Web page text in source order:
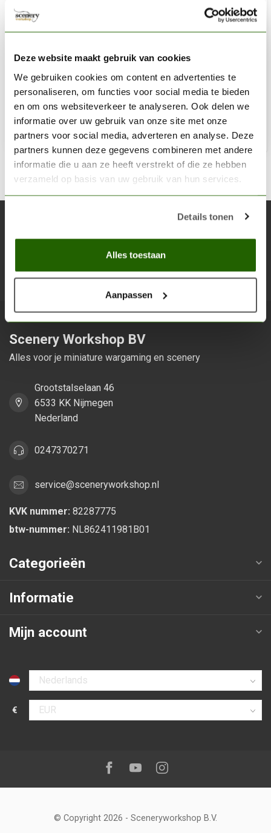
Deze website maakt gebruik van cookies
We gebruiken cookies om content en advertenties te
personaliseren, om functies voor social media te bieden
en om ons websiteverkeer te analyseren. Ook delen we
informatie over uw gebruik van onze site met onze
partners voor social media, adverteren en analyse. Deze
partners kunnen deze gegevens combineren met andere
informatie die u aan ze heeft verstrekt of die ze hebben
verzameld op basis van uw gebruik van hun services.
Details tonen
Alles toestaan
Aanpassen
Maple Summer Leaves 1:35 - 7g - AK8165
€9,95
Niet op voorraad
Blijf op de hoogte over onze laatste acties
Scenery Workshop BV
Alles voor je miniature wargaming en scenery
Grootstalselaan 46
6533 KK Nijmegen
Nederland
0247370271
service@sceneryworkshop.nl
KVK nummer: 82287775
btw-nummer: NL862411981B01
Categorieën
Informatie
Mijn account
Selecteer taal
€
Selecteer valuta
Volg ons op:Facebook
YoutubeInstagram
© Copyright 2026 - Sceneryworkshop B.V.